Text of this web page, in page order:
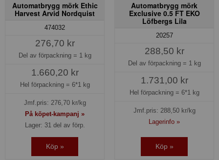
Automatbrygg mörk Ethic
Harvest Arvid Nordquist
474032
276,70 kr
Del av förpackning = 1 kg
1.660,20 kr
Hel förpackning = 6*1 kg
Jmf.pris: 276,70kr/kg
På köpet-kampanj »
Lager: 31 del av förp.
Köp »
Automatbrygg mörk
Exclusive 0.5 FT EKO
Löfbergs Lila
20257
288,50 kr
Del av förpackning = 1 kg
1.731,00 kr
Hel förpackning = 6*1 kg
Jmf.pris: 288,50kr/kg
Lagerinfo »
Köp »